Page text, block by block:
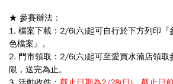
★ 參賽辦法：
1. 檔案下載：2/6(六)起可自行於下方列印『
色檔案』。
2. 門市領取： 2/6(六)起可至愛買水湳店領
限，送完為止。